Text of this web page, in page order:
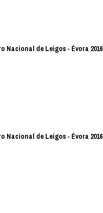
Nacional de Leigos - Évora 2016
Nacional de Leigos - Évora 2016